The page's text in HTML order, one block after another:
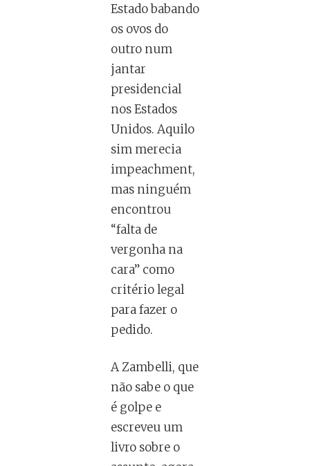
Estado babando
os ovos do
outro num
jantar
presidencial
nos Estados
Unidos. Aquilo
sim merecia
impeachment,
mas ninguém
encontrou
“falta de
vergonha na
cara” como
critério legal
para fazer o
pedido.
A Zambelli, que
não sabe o que
é golpe e
escreveu um
livro sobre o